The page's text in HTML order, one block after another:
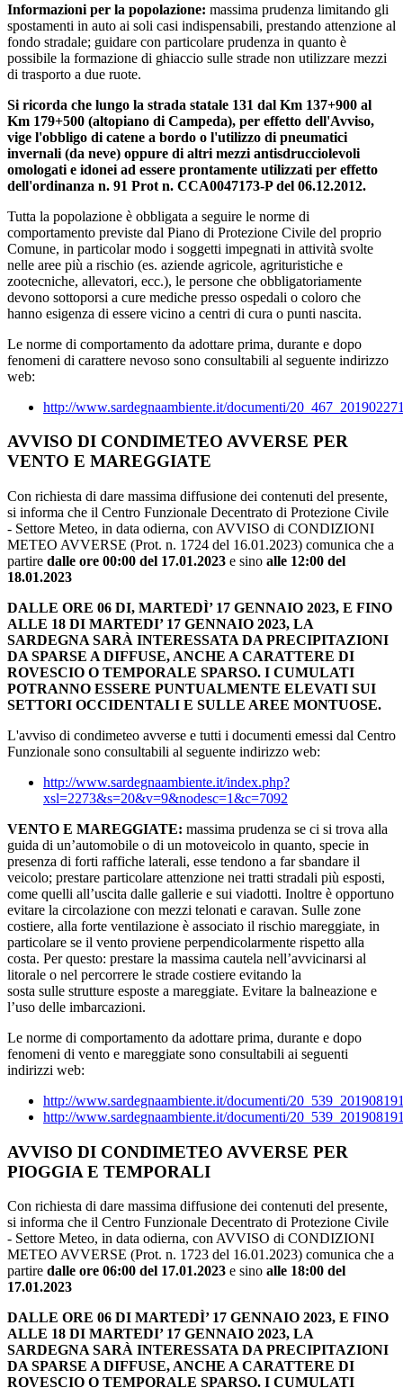
Informazioni per la popolazione: massima prudenza limitando gli
spostamenti in auto ai soli casi indispensabili, prestando attenzione al
fondo stradale; guidare con particolare prudenza in quanto è
possibile la formazione di ghiaccio sulle strade non utilizzare mezzi
di trasporto a due ruote.
Si ricorda che lungo la strada statale 131 dal Km 137+900 al
Km 179+500 (altopiano di Campeda), per effetto dell'Avviso,
vige l'obbligo di catene a bordo o l'utilizzo di pneumatici
invernali (da neve) oppure di altri mezzi antisdrucciolevoli
omologati e idonei ad essere prontamente utilizzati per effetto
dell'ordinanza n. 91 Prot n. CCA0047173-P del 06.12.2012.
Tutta la popolazione è obbligata a seguire le norme di
comportamento previste dal Piano di Protezione Civile del proprio
Comune, in particolar modo i soggetti impegnati in attività svolte
nelle aree più a rischio (es. aziende agricole, agrituristiche e
zootecniche, allevatori, ecc.), le persone che obbligatoriamente
devono sottoporsi a cure mediche presso ospedali o coloro che
hanno esigenza di essere vicino a centri di cura o punti nascita.
Le norme di comportamento da adottare prima, durante e dopo
fenomeni di carattere nevoso sono consultabili al seguente indirizzo
web:
http://www.sardegnaambiente.it/documenti/
AVVISO DI CONDIMETEO AVVERSE PER
VENTO E MAREGGIATE
Con richiesta di dare massima diffusione dei contenuti del presente,
si informa che il Centro Funzionale Decentrato di Protezione Civile
- Settore Meteo, in data odierna, con AVVISO di CONDIZIONI
METEO AVVERSE (Prot. n. 1724 del 16.01.2023) comunica che a
partire dalle ore 00:00 del 17.01.2023 e sino alle 12:00 del
18.01.2023
DALLE ORE 06 DI, MARTEDÌ’ 17 GENNAIO 2023, E FINO
ALLE 18 DI MARTEDI’ 17 GENNAIO 2023, LA
SARDEGNA SARÀ INTERESSATA DA PRECIPITAZIONI
DA SPARSE A DIFFUSE, ANCHE A CARATTERE DI
ROVESCIO O TEMPORALE SPARSO. I CUMULATI
POTRANNO ESSERE PUNTUALMENTE ELEVATI SUI
SETTORI OCCIDENTALI E SULLE AREE MONTUOSE.
L'avviso di condimeteo avverse e tutti i documenti emessi dal Centro
Funzionale sono consultabili al seguente indirizzo web:
http://www.sardegnaambiente.it/index.php?
xsl=2273&s=20&v=9&nodesc=1&c=7092
VENTO E MAREGGIATE: massima prudenza se ci si trova alla
guida di un’automobile o di un motoveicolo in quanto, specie in
presenza di forti raffiche laterali, esse tendono a far sbandare il
veicolo; prestare particolare attenzione nei tratti stradali più esposti,
come quelli all’uscita dalle gallerie e sui viadotti. Inoltre è opportuno
evitare la circolazione con mezzi telonati e caravan. Sulle zone
costiere, alla forte ventilazione è associato il rischio mareggiate, in
particolare se il vento proviene perpendicolarmente rispetto alla
costa. Per questo: prestare la massima cautela nell’avvicinarsi al
litorale o nel percorrere le strade costiere evitando la
sosta sulle strutture esposte a mareggiate. Evitare la balneazione e
l’uso delle imbarcazioni.
Le norme di comportamento da adottare prima, durante e dopo
fenomeni di vento e mareggiate sono consultabili ai seguenti
indirizzi web:
http://www.sardegnaambiente.it/documenti/
http://www.sardegnaambiente.it/documenti/
AVVISO DI CONDIMETEO AVVERSE PER
PIOGGIA E TEMPORALI
Con richiesta di dare massima diffusione dei contenuti del presente,
si informa che il Centro Funzionale Decentrato di Protezione Civile
- Settore Meteo, in data odierna, con AVVISO di CONDIZIONI
METEO AVVERSE (Prot. n. 1723 del 16.01.2023) comunica che a
partire dalle ore 06:00 del 17.01.2023 e sino alle 18:00 del
17.01.2023
DALLE ORE 06 DI MARTEDÌ’ 17 GENNAIO 2023, E FINO
ALLE 18 DI MARTEDI’ 17 GENNAIO 2023, LA
SARDEGNA SARÀ INTERESSATA DA PRECIPITAZIONI
DA SPARSE A DIFFUSE, ANCHE A CARATTERE DI
ROVESCIO O TEMPORALE SPARSO. I CUMULATI